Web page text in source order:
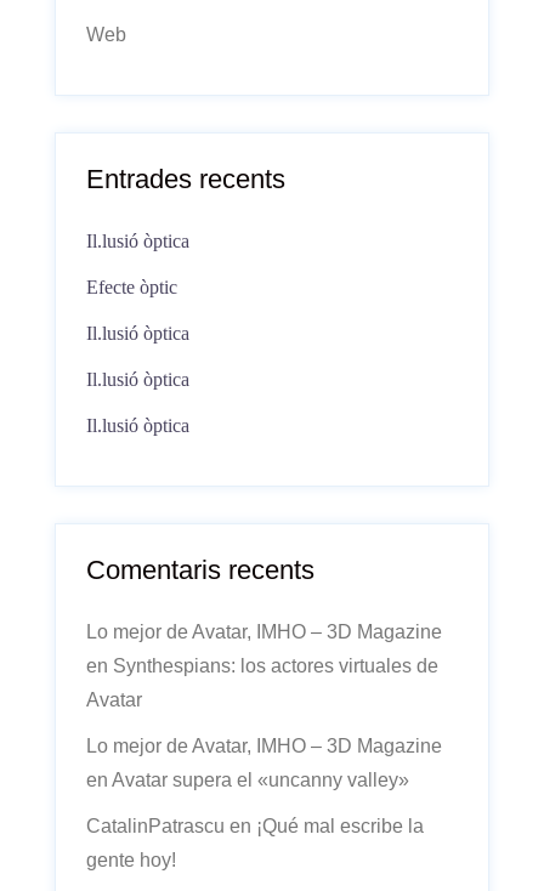
Web
Entrades recents
Il.lusió òptica
Efecte òptic
Il.lusió òptica
Il.lusió òptica
Il.lusió òptica
Comentaris recents
Lo mejor de Avatar, IMHO – 3D Magazine
en Synthespians: los actores virtuales de
Avatar
Lo mejor de Avatar, IMHO – 3D Magazine
en Avatar supera el «uncanny valley»
CatalinPatrascu en ¡Qué mal escribe la
gente hoy!